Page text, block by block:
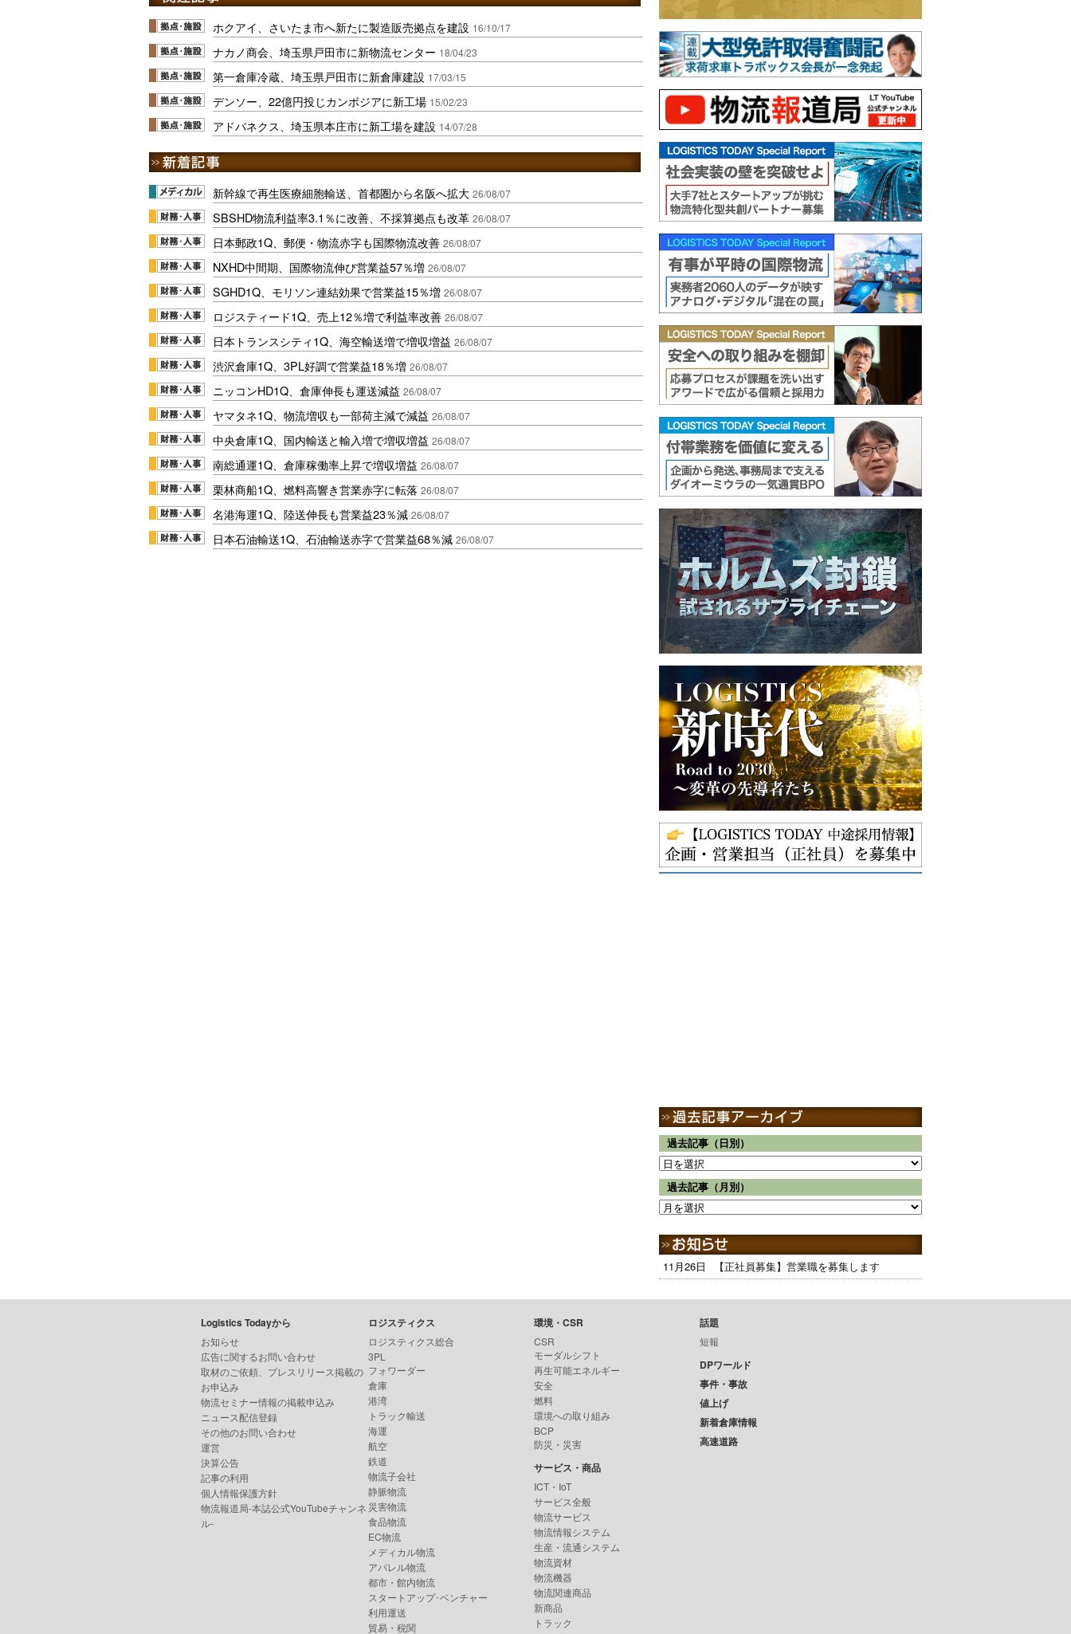
ホクアイ、さいたま市へ新たに製造販売拠点を建設 16/10/17
ナカノ商会、埼玉県戸田市に新物流センター 18/04/23
第一倉庫冷蔵、埼玉県戸田市に新倉庫建設 17/03/15
デンソー、22億円投じカンボジアに新工場 15/02/23
アドバネクス、埼玉県本庄市に新工場を建設 14/07/28
新幹線で再生医療細胞輸送、首都圏から名阪へ拡大 26/08/07
SBSHD物流利益率3.1％に改善、不採算拠点も改革 26/08/07
日本郵政1Q、郵便・物流赤字も国際物流改善 26/08/07
NXHD中間期、国際物流伸び営業益57％増 26/08/07
SGHD1Q、モリソン連結効果で営業益15％増 26/08/07
ロジスティード1Q、売上12％増で利益率改善 26/08/07
日本トランスシティ1Q、海空輸送増で増収増益 26/08/07
渋沢倉庫1Q、3PL好調で営業益18％増 26/08/07
ニッコンHD1Q、倉庫伸長も運送減益 26/08/07
ヤマタネ1Q、物流増収も一部荷主減で減益 26/08/07
中央倉庫1Q、国内輸送と輸入増で増収増益 26/08/07
南総通運1Q、倉庫稼働率上昇で増収増益 26/08/07
栗林商船1Q、燃料高響き営業赤字に転落 26/08/07
名港海運1Q、陸送伸長も営業益23％減 26/08/07
日本石油輸送1Q、石油輸送赤字で営業益68％減 26/08/07
過去記事（日別）
過去記事（月別）
11月26日 【正社員募集】営業職を募集します
Logistics Todayから
お知らせ
広告に関するお問い合わせ
取材のご依頼、プレスリリース掲載の
お申込み
物流セミナー情報の掲載申込み
ニュース配信登録
その他のお問い合わせ
運営
決算公告
記事の利用
個人情報保護方針
物流報道局-本誌公式YouTubeチャンネ
ル-
ロジスティクス
ロジスティクス総合
3PL
フォワーダー
倉庫
港湾
トラック輸送
海運
航空
鉄道
物流子会社
静脈物流
災害物流
食品物流
EC物流
メディカル物流
アパレル物流
都市・館内物流
スタートアップ･ベンチャー
利用運送
貿易・税関
環境・CSR
CSR
モーダルシフト
再生可能エネルギー
安全
燃料
環境への取り組み
BCP
防災・災害
サービス・商品
ICT・IoT
サービス全般
物流サービス
物流情報システム
生産・流通システム
物流資材
物流機器
物流関連商品
新商品
トラック
話題
短報
DPワールド
事件・事故
値上げ
新着倉庫情報
高速道路